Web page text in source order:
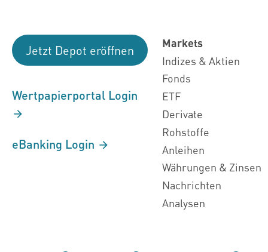
Jetzt Depot eröffnen
Wertpapierportal Login
eBanking Login
Markets
Indizes & Aktien
Fonds
ETF
Derivate
Rohstoffe
Anleihen
Währungen & Zinsen
Nachrichten
Analysen